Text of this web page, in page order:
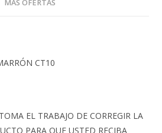
MÁS OFERTAS
CT10
EL TRABAJO DE CORREGIR LA
PARA QUE USTED RECIBA